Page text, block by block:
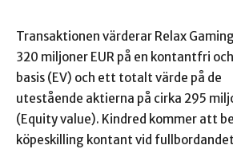
Transaktionen värderar Relax Gaming
320 miljoner EUR på en kontantfri
basis (EV) och ett totalt värde på de
utestående aktierna på cirka 295
(Equity value). Kindred kommer att
köpeskilling kontant vid